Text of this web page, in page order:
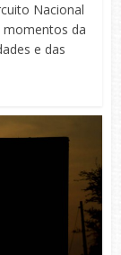
Nacional
momentos da
e das